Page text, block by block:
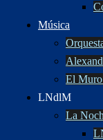
Música
El
LNdlM
La